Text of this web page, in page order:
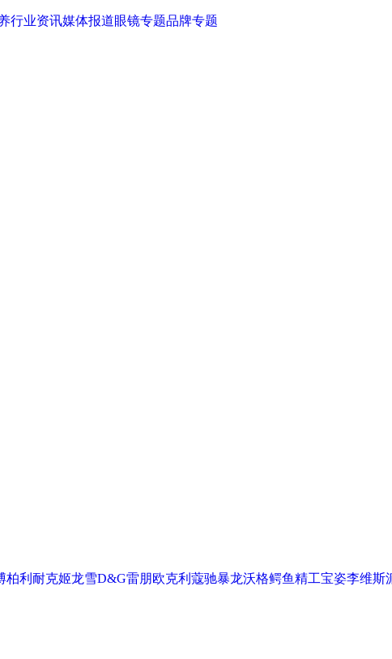
行业资讯媒体报道眼镜专题品牌专题
柏利 耐克姬龙雪D&G雷朋欧克利 蔻驰暴龙沃格鳄鱼精工宝姿李维斯